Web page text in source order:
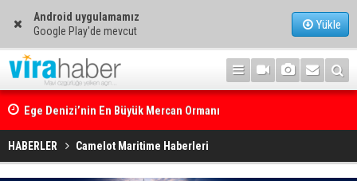
Android uygulamamız
Google Play'de mevcut
Yükle
Ege Denizi’nin En Büyük Mercan Ormanı
HABERLER Camelot Maritime Haberleri